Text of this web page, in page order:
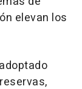
elevan los